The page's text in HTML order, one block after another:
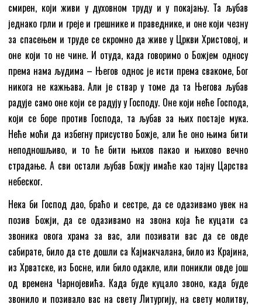
смирен, који живи у духовном труду и у покајању. Та љубав
једнако грли и греје и грешнике и праведнике, и оне који чезну
за спасењем и труде се скромно да живе у Цркви Христовој, и
оне који то не чине. И отуда, када говоримо о Божјем односу
према нама људима – Његов однос је исти према свакоме, Бог
никога не кажњава. Али је ствар у томе да та Његова љубав
радује само оне који се радују у Господу. Оне који неће Господа,
који се боре против Господа, та љубав за њих постаје мука.
Неће моћи да избегну присуство Божје, али ће оно њима бити
неподношљиво, и то ће бити њихов пакао и њихово вечно
страдање. А сви остали љубав Божју имаће као тајну Царства
небеског.
Нека би Господ дао, браћо и сестре, да се одазивамо увек на
позив Божји, да се одазивамо на звона која ће куцати са
звоника овога храма за вас, али позивати вас да се овде
сабирате, било да сте дошли са Кајмакчалана, било из Крајина,
из Хрватске, из Босне, или било одакле, или поникли овде још
од времена Чарнојевића. Када буде куцало звоно, када буде
звонило и позивало вас на свету Литургију, на свету молитву,